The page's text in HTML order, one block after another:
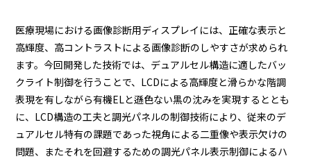
医療現場における画像診断用ディスプレイには、正確な表示と
高輝度、高コントラストによる画像診断のしやすさが求められ
ます。今回開発した技術では、デュアルセル構造に適したバッ
クライト制御を行うことで、LCDによる高輝度と滑らかな階調
表現を有しながら有機ELと遜色ない黒の沈みを実現するととも
に、LCD構造の工夫と調光パネルの制御技術により、従来のデ
ュアルセル特有の課題であった視角による二重像や表示欠けの
問題、またそれを回避するための調光パネル表示制御によるハ